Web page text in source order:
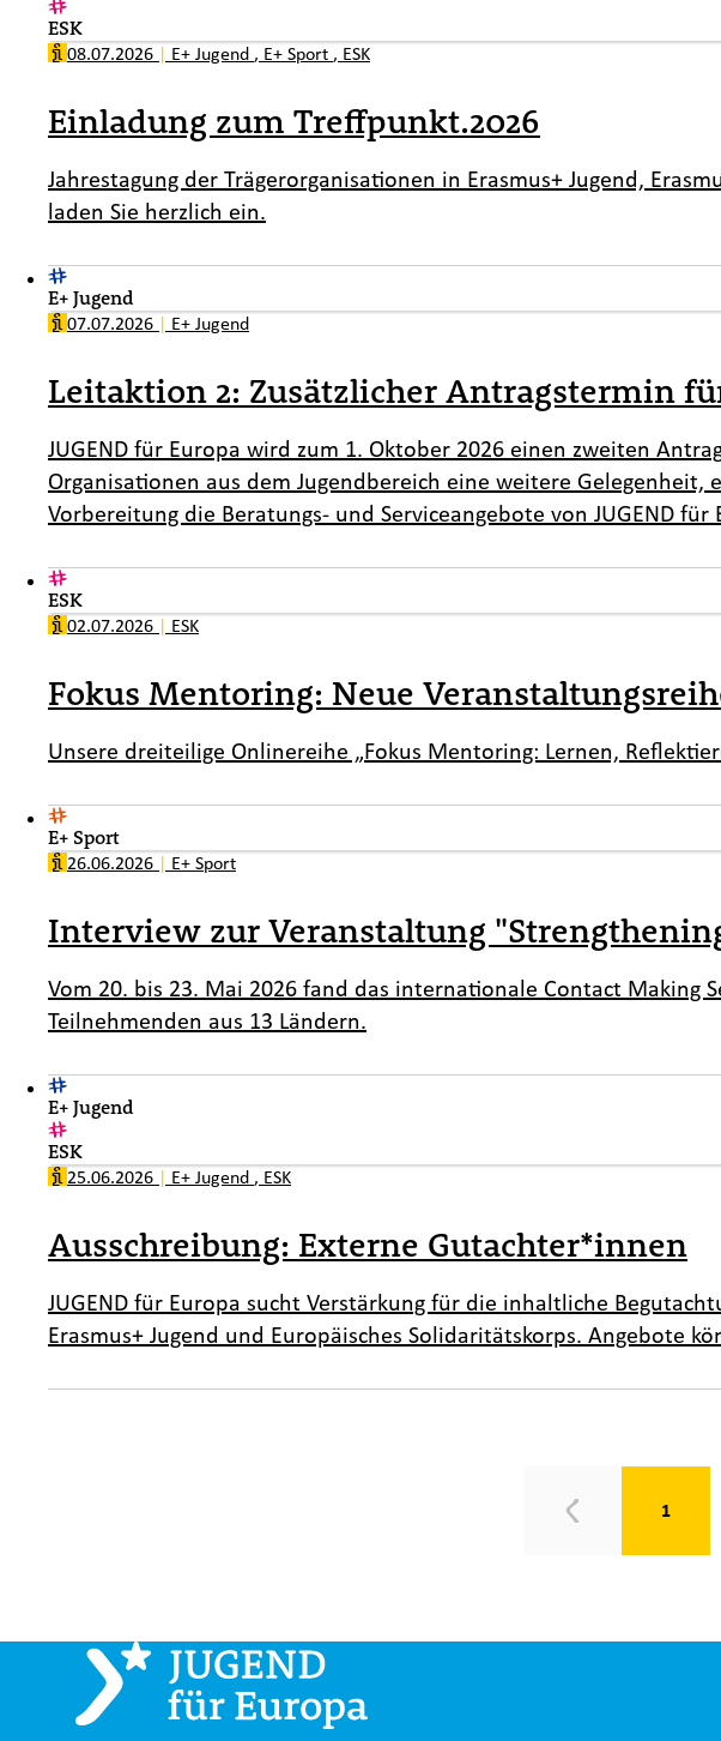
ESK
08.07.2026 | E+ Jugend , E+ Sport , ESK
Einladung zum Treffpunkt.2026
Jahrestagung der Trägerorganisationen in Erasmus+ Jugend,
laden Sie herzlich ein.
E+ Jugend
07.07.2026 | E+ Jugend
Leitaktion 2: Zusätzlicher Antragstermin
JUGEND für Europa wird zum 1. Oktober 2026 einen zweiten
Organisationen aus dem Jugendbereich eine weitere
Vorbereitung die Beratungs- und Serviceangebote von JUGEND
ESK
02.07.2026 | ESK
Fokus Mentoring: Neue
Unsere dreiteilige Onlinereihe „Fokus Mentoring: Lernen,
E+ Sport
26.06.2026 | E+ Sport
Interview zur Veranstaltung
Vom 20. bis 23. Mai 2026 fand das internationale Contact Making
Teilnehmenden aus 13 Ländern.
E+ Jugend
ESK
25.06.2026 | E+ Jugend , ESK
Ausschreibung: Externe Gutachter*innen
JUGEND für Europa sucht Verstärkung für die inhaltliche
Erasmus+ Jugend und Europäisches Solidaritätskorps. Angebote
Zurück 1